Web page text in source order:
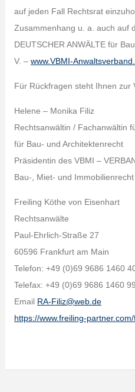
auf jeden Fall Rechtsrat
Zusammenhang u. a. auch auf
DEUTSCHER ANWÄLTE für
V. – www.VBMI-
Für Rückfragen steht Ihnen zur
Helene – Monika Filiz
Rechtsanwältin / Fachanwältin
für Bau- und Architektenrecht
Präsidentin des VBMI –
Bau-, Miet- und Immobilienrecht
Freiling Köthe von Eisenhart
Rechtsanwälte
Paul-Ehrlich-Straße 27
60596 Frankfurt am Main
Telefon: +49 (0)69 9686 1460
Telefax: +49 (0)69 9686 1460 99
Email RA-Filiz@web.de
https://www.freiling-